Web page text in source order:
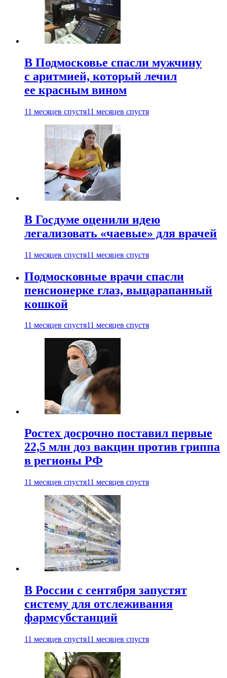
В Подмосковье спасли мужчину
с аритмией, который лечил
ее красным вином
11 месяцев спустя11 месяцев спустя
В Госдуме оценили идею
легализовать «чаевые» для врачей
11 месяцев спустя11 месяцев спустя
Подмосковные врачи спасли
пенсионерке глаз, выцарапанный
кошкой
11 месяцев спустя11 месяцев спустя
Ростех досрочно поставил первые
22,5 млн доз вакцин против гриппа
в регионы РФ
11 месяцев спустя11 месяцев спустя
В России с сентября запустят
систему для отслеживания
фармсубстанций
11 месяцев спустя11 месяцев спустя